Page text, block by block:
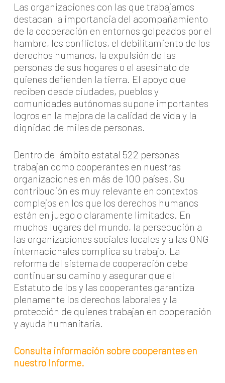
Las organizaciones con las que trabajamos
destacan la importancia del acompañamiento
de la cooperación en entornos golpeados por el
hambre, los conflictos, el debilitamiento de los
derechos humanos, la expulsión de las
personas de sus hogares o el asesinato de
quienes defienden la tierra. El apoyo que
reciben desde ciudades, pueblos y
comunidades autónomas supone importantes
logros en la mejora de la calidad de vida y la
dignidad de miles de personas.
Dentro del ámbito estatal 522 personas
trabajan como cooperantes en nuestras
organizaciones en más de 100 países. Su
contribución es muy relevante en contextos
complejos en los que los derechos humanos
están en juego o claramente limitados. En
muchos lugares del mundo, la persecución a
las organizaciones sociales locales y a las ONG
internacionales complica su trabajo. La
reforma del sistema de cooperación debe
continuar su camino y asegurar que el
Estatuto de los y las cooperantes garantiza
plenamente los derechos laborales y la
protección de quienes trabajan en cooperación
y ayuda humanitaria.
Consulta información sobre cooperantes en
nuestro Informe.